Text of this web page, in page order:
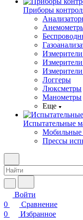
Приборы
Измерители
Логгеры
Люксметры
Манометры
Еще
Испытательные
Мобильные
Прессы
Войти
0
Сравнение
0
Избранное